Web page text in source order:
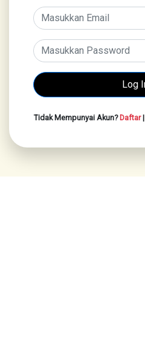
Tidak Mempunyai Akun?Daftar|